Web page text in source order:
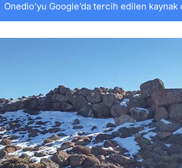
Onedio’yu Google’da tercih edilen